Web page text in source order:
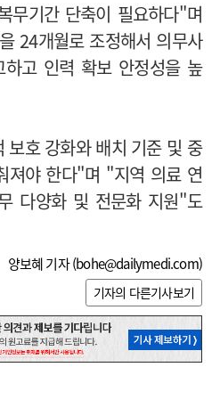
무기간 단축이 필요하다"며
24개월로 조정해서 의무사
고 인력 확보 안정성을 높
호 강화와 배치 기준 및 중
져야 한다"며 "지역 의료 연
다양화 및 전문화 지원"도
양보혜 기자 (bohe@dailymedi.com)
기자의 다른기사보기